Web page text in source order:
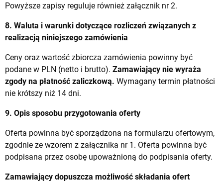
Powyższe zapisy reguluje również załącznik nr 2.
8. Waluta i warunki dotyczące rozliczeń związanych z
realizacją niniejszego zamówienia
Ceny oraz wartość zbiorcza zamówienia powinny być
podane w PLN (netto i brutto). Zamawiający nie wyraża
zgody na płatność zaliczkową. Wymagany termin płatności
nie krótszy niż 14 dni.
9. Opis sposobu przygotowania oferty
Oferta powinna być sporządzona na formularzu ofertowym,
zgodnie ze wzorem z załącznika nr 1. Oferta powinna być
podpisana przez osobę upoważnioną do podpisania oferty.
Zamawiający dopuszcza możliwość składania ofert